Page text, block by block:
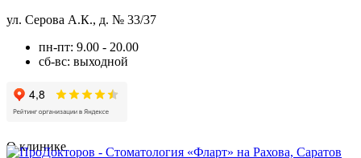
ул. Серова А.К., д. № 33/37
пн-пт: 9.00 - 20.00
сб-вс: выходной
О клинике